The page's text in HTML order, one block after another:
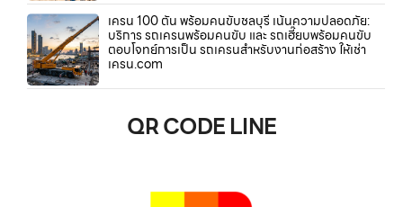
เครน 100 ตัน พร้อมคนขับชลบุรี เน้นความปลอดภัย:
บริการ รถเครนพร้อมคนขับ และ รถเฮี๊ยบพร้อมคนขับ
ตอบโจทย์การเป็น รถเครนสำหรับงานก่อสร้าง ให้เช่า
เครน.com
QR CODE LINE